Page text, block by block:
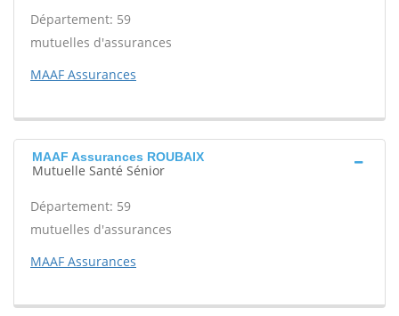
Département: 59
mutuelles d'assurances
MAAF Assurances
MAAF Assurances ROUBAIX
Mutuelle Santé Sénior
Département: 59
mutuelles d'assurances
MAAF Assurances